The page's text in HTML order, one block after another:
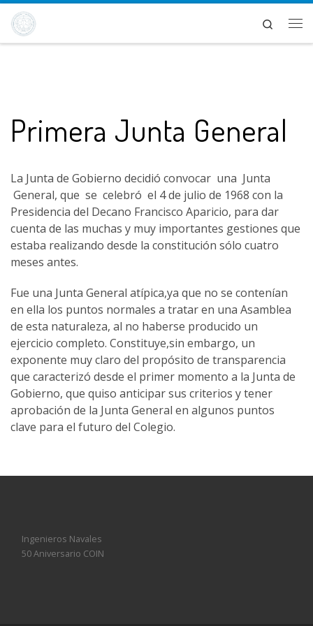
Saltar al contenido
Search
Primera Junta General
La Junta de Gobierno decidió convocar una Junta
General, que se celebró el 4 de julio de 1968 con la
Presidencia del Decano Francisco Aparicio, para dar
cuenta de las muchas y muy importantes gestiones que
estaba realizando desde la constitución sólo cuatro
meses antes.
Fue una Junta General atípica,ya que no se contenían
en ella los puntos normales a tratar en una Asamblea
de esta naturaleza, al no haberse producido un
ejercicio completo. Constituye,sin embargo, un
exponente muy claro del propósito de transparencia
que caracterizó desde el primer momento a la Junta de
Gobierno, que quiso anticipar sus criterios y tener
aprobación de la Junta General en algunos puntos
clave para el futuro del Colegio.
Ingenieros Navales
50 Aniversario COIN